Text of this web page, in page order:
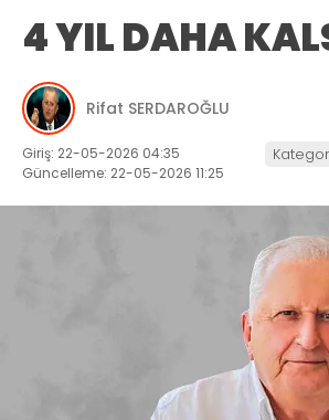
4 YIL DAHA
Rifat SERDAROĞLU
Giriş: 22-05-2026 04:35
Güncelleme: 22-05-2026 11:25